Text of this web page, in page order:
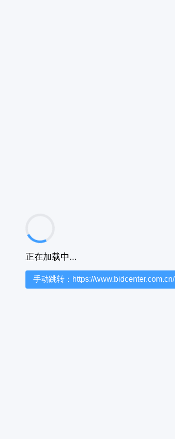
正在加载中...
手动跳转：https://www.bidcenter.com.cn/